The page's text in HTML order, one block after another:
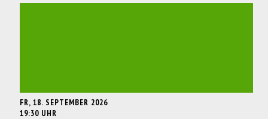
FR, 18. SEPTEMBER 2026
19:30 UHR